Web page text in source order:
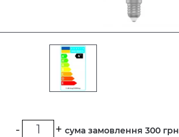
Мінімальна сума замовлення 300 грн
- +